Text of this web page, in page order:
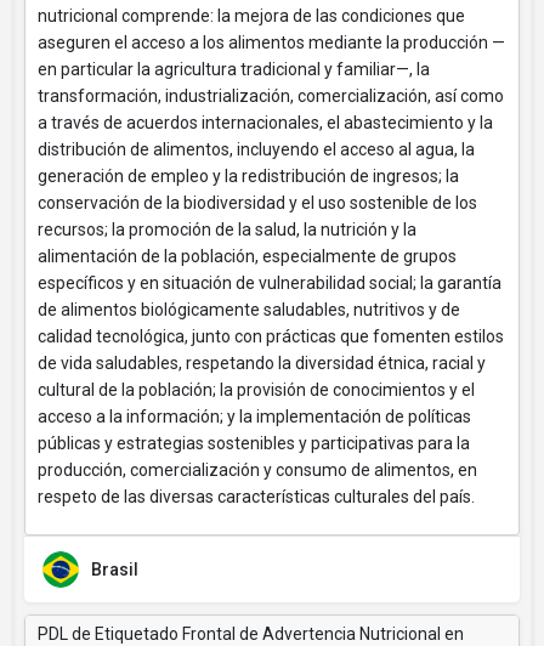
nutricional comprende: la mejora de las condiciones que
aseguren el acceso a los alimentos mediante la producción —
en particular la agricultura tradicional y familiar—, la
transformación, industrialización, comercialización, así como
a través de acuerdos internacionales, el abastecimiento y la
distribución de alimentos, incluyendo el acceso al agua, la
generación de empleo y la redistribución de ingresos; la
conservación de la biodiversidad y el uso sostenible de los
recursos; la promoción de la salud, la nutrición y la
alimentación de la población, especialmente de grupos
específicos y en situación de vulnerabilidad social; la garantía
de alimentos biológicamente saludables, nutritivos y de
calidad tecnológica, junto con prácticas que fomenten estilos
de vida saludables, respetando la diversidad étnica, racial y
cultural de la población; la provisión de conocimientos y el
acceso a la información; y la implementación de políticas
públicas y estrategias sostenibles y participativas para la
producción, comercialización y consumo de alimentos, en
respeto de las diversas características culturales del país.
Brasil
PDL de Etiquetado Frontal de Advertencia Nutricional en